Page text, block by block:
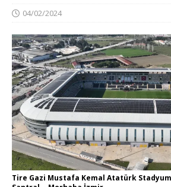
04/02/2024
Tire Gazi Mustafa Kemal Atatürk